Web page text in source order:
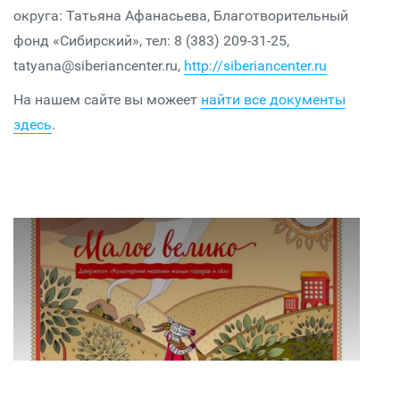
округа: Татьяна Афанасьева, Благотворительный
фонд «Сибирский», тел: 8 (383) 209-31-25,
tatyana@siberiancenter.ru, http://siberiancenter.ru
На нашем сайте вы можеет найти все документы
здесь.